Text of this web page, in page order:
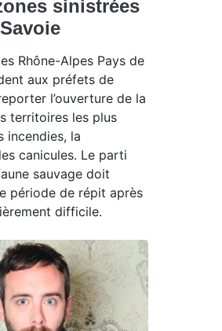
sinistrées
Rhône-Alpes Pays de
aux préfets de
l’ouverture de la
territoires les plus
incendies, la
canicules. Le parti
sauvage doit
période de répit après
difficile.